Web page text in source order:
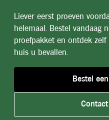
Liever eerst proeven
helemaal. Bestel vandaag
proefpakket en ontdek
huis u bevallen.
Bestel